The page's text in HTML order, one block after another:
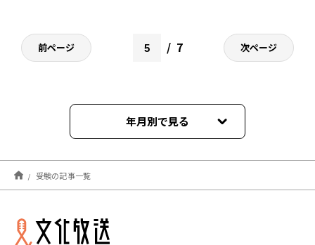
前ページ 7 次ページ
年月別で見る
2026年08月
2026年07月
2026年06月
受験の記事一覧